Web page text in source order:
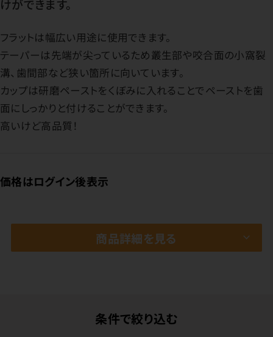
けができます。
フラットは幅広い用途に使用できます。
テーパーは先端が尖っているため叢生部や咬合面の小窩裂
溝、歯間部など狭い箇所に向いています。
カップは研磨ペーストをくぼみに入れることでペーストを歯
面にしっかりと付けることができます。
高いけど高品質！
価格はログイン後表示
商品詳細を見る
条件で絞り込む